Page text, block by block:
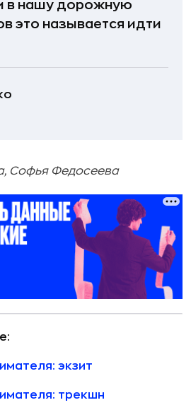
в нашу дорожную
это называется идти
Софья Федосеева
экзит
трекшн